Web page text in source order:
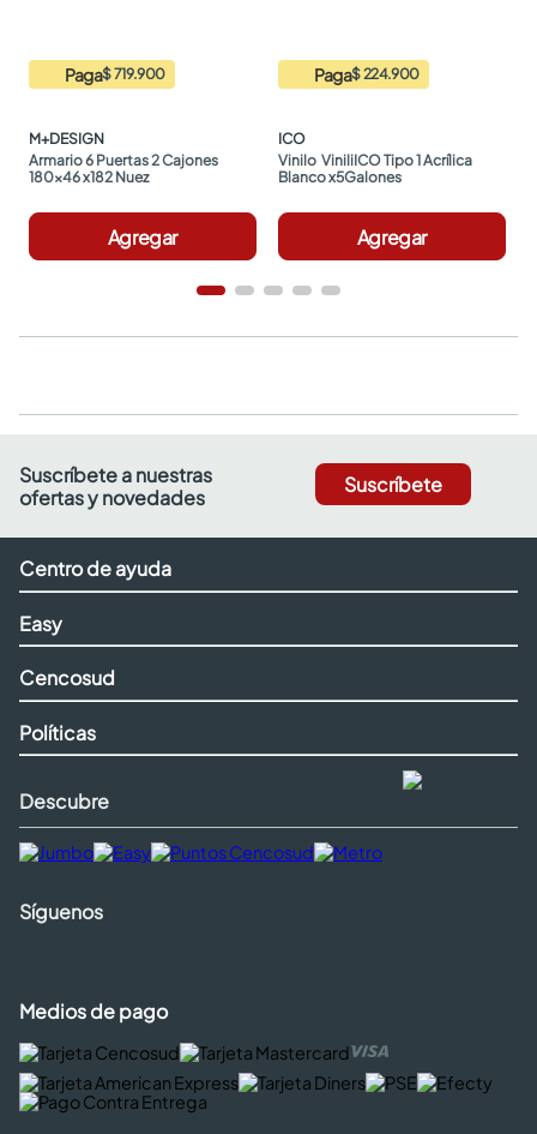
Paga$ 719.900
M+DESIGN
Armario 6 Puertas 2 Cajones
180x46 x182 Nuez
Agregar
Paga$ 224.900
ICO
Vinilo  ViniliICO Tipo 1 Acrílica
Blanco x5Galones
Agregar
Suscríbete a nuestras
ofertas y novedades
Suscríbete
Centro de ayuda
Easy
Cencosud
Políticas
Descubre
Síguenos
Medios de pago